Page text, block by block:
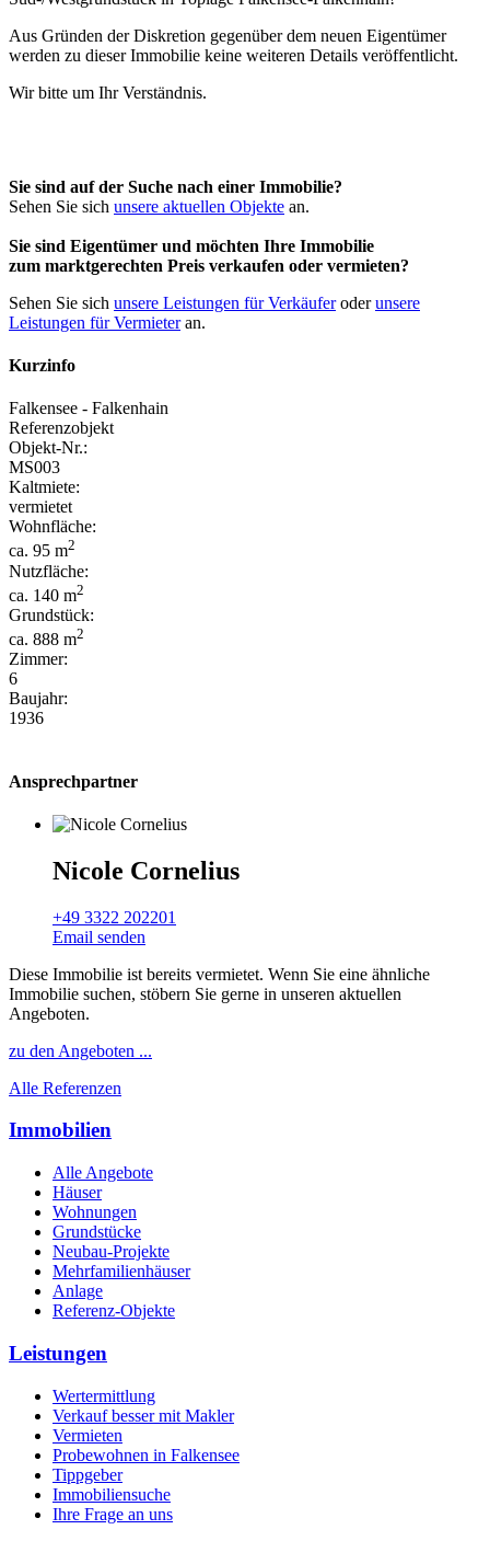
Aus Gründen der Diskretion gegenüber dem neuen Eigentümer
werden zu dieser Immobilie keine weiteren Details veröffentlicht.
Wir bitte um Ihr Verständnis.
Sie sind auf der Suche nach einer Immobilie?
Sehen Sie sich unsere aktuellen Objekte an.
Sie sind Eigentümer und möchten Ihre Immobilie
zum marktgerechten Preis verkaufen oder vermieten?
Sehen Sie sich unsere Leistungen für Verkäuferoderunsere
Leistungen für Vermieteran.
Kurzinfo
Falkensee - Falkenhain
Referenzobjekt
Objekt-Nr.:
MS003
Kaltmiete:
vermietet
Wohnfläche:
ca. 95 m2
Nutzfläche:
ca. 140 m2
Grundstück:
ca. 888 m2
Zimmer:
6
Baujahr:
1936
Ansprechpartner
Nicole Cornelius
+49 3322 202201
Email senden
Diese Immobilie ist bereits vermietet. Wenn Sie eine ähnliche
Immobilie suchen, stöbern Sie gerne in unseren aktuellen
Angeboten.
zu den Angeboten ...
Alle Referenzen
Immobilien
Alle Angebote
Häuser
Wohnungen
Grundstücke
Neubau-Projekte
Mehrfamilienhäuser
Anlage
Referenz-Objekte
Leistungen
Wertermittlung
Verkauf besser mit Makler
Vermieten
Probewohnen in Falkensee
Tippgeber
Immobiliensuche
Ihre Frage an uns